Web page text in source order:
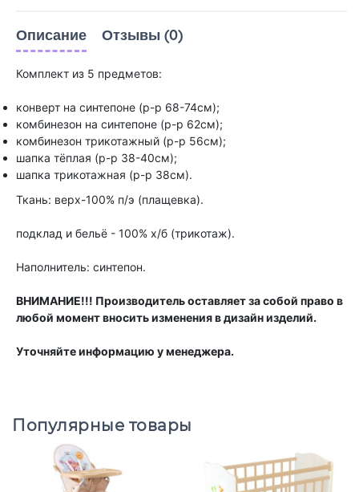
Описание Отзывы (0)
Комплект из 5 предметов:
конверт на синтепоне (р-р 68-74см);
комбинезон на синтепоне (р-р 62см);
комбинезон трикотажный (р-р 56см);
шапка тёплая (р-р 38-40см);
шапка трикотажная (р-р 38см).
Ткань: верх-100% п/э (плащевка).
подклад и бельё - 100% х/б (трикотаж).
Наполнитель: синтепон.
ВНИМАНИЕ!!! Производитель оставляет за собой право в
любой момент вносить изменения в дизайн изделий.
Уточняйте информацию у менеджера.
Популярные товары